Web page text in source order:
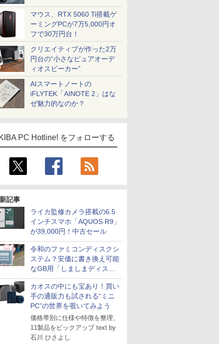
マウス、RTX 5060 Ti搭載ゲ
ーミングPCが7万5,000円オ
フで30万円台！
クリエイティブが作った2万
円台の“小さなピュアオーデ
ィオスピーカー”
AIスマートノートの
iFLYTEK「AINOTE 2」はな
ぜ魅力的なのか？
PC Hotline! をフォローする
記事
ライカ監修カメラ搭載の6.5
インチスマホ「AQUOS R9」
が39,000円！中古セール
令和のファミコンディスクシ
ステム？安価に書き換え可能
なGB用「しましまディスク
システム」
カオスの中にも宝あり！買い
手の通販力も試される“ミニ
PC”の世界を覗いてみよう
価格帯別に仕様や特徴を整理、
11製品をピックアップ text by
石川 ひさよし